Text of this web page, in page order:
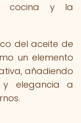
cocina y la
del aceite de
un elemento
añadiendo
elegancia a